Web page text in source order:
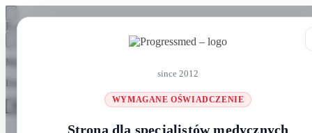
since 2012
WYMAGANE OŚWIADCZENIE
Strona dla specjalistów medycznych
Skip
navigation
Skip
content
Koszyk
Masz pytania? Zadzwoń do nas: +48 690 911 777